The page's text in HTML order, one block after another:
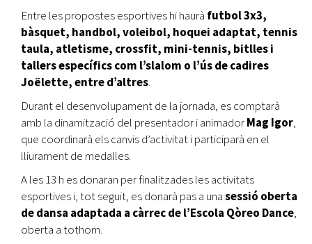
Entre les propostes esportives hi haurà futbol 3x3,
bàsquet, handbol, voleibol, hoquei adaptat, tennis
taula, atletisme, crossfit, mini-tennis, bitlles i
tallers específics com l’slalom o l’ús de cadires
Joëlette, entre d’altres.
Durant el desenvolupament de la jornada, es comptarà
amb la dinamització del presentador i animadorMag Igor,
que coordinarà els canvis d’activitat i participarà en el
lliurament de medalles.
A les 13 h es donaran per finalitzades les activitats
esportives i, tot seguit, es donarà pas a unasessió oberta
de dansa adaptada a càrrec de l’Escola Qòreo Dance,
oberta a tothom.